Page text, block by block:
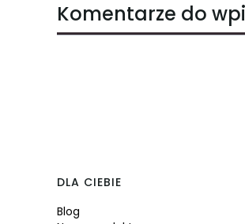
Komentarze do
Linki w stopce
DLA CIEBIE
Blog